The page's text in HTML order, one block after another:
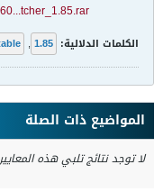
الكلمات الدلالية: 1.85
,
المواضيع ذات الصلة
لا توجد نتائج تلبي هذه